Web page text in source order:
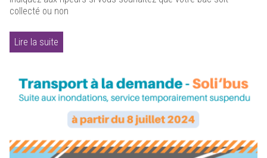
collecté ou non
Lire la suite